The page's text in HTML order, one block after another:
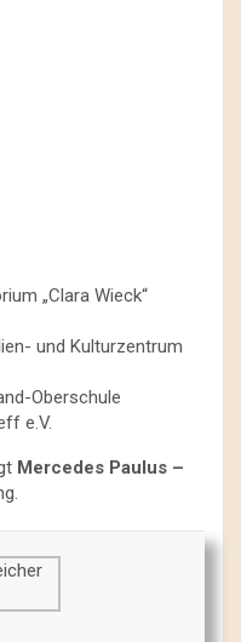
„Clara Wieck“
und Kulturzentrum
Oberschule
e.V.
Mercedes Paulus –